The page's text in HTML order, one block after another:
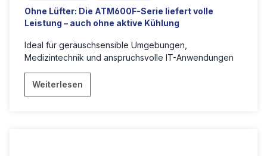
Ohne Lüfter: Die ATM600F-Serie liefert volle
Leistung – auch ohne aktive Kühlung
Ideal für geräuschsensible Umgebungen,
Medizintechnik und anspruchsvolle IT-Anwendungen
Weiterlesen